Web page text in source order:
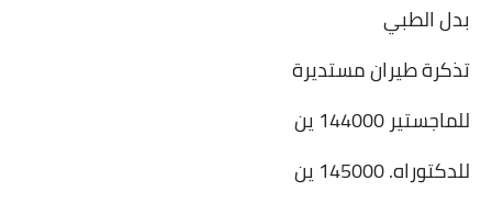
بدل الطبي
تذكرة طيران مستديرة
للماجستير 144000 ين
للدكتوراه. 145000 ين